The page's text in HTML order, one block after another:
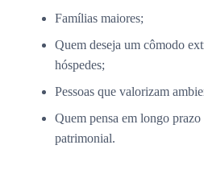
Famílias maiores;
Quem deseja um cômodo
hóspedes;
Pessoas que valorizam
Quem pensa em longo
patrimonial.